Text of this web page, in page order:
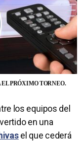
PRÓXIMO TORNEO.
los equipos del
en una
el que cederá